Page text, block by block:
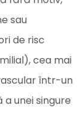
sau
de risc
cea mai
într-un
unei singure